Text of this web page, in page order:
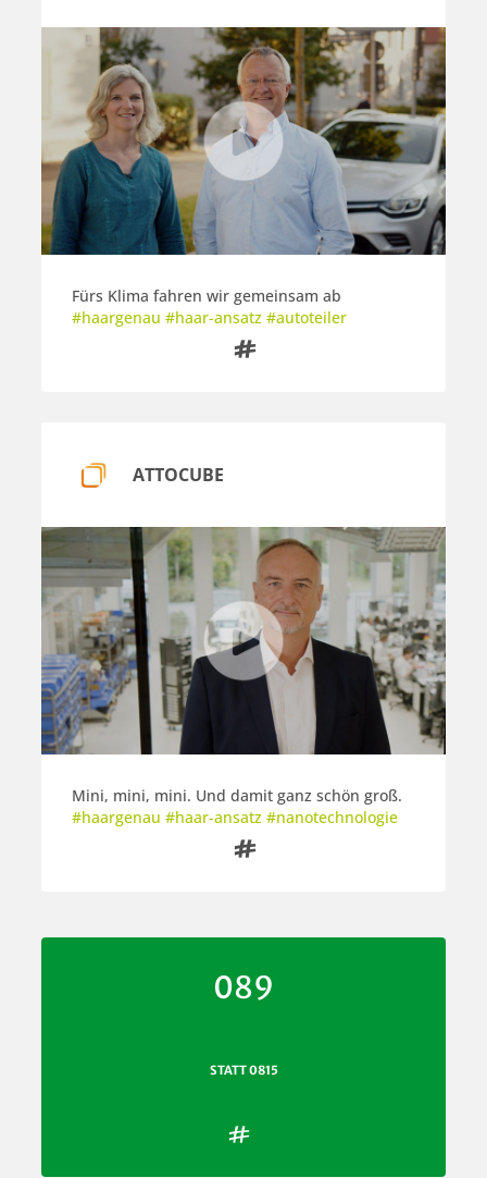
Fürs Klima fahren wir gemeinsam ab
#haargenau #haar-ansatz #autoteiler

ATTOCUBE
Mini, mini, mini. Und damit ganz schön groß.
#haargenau #haar-ansatz #nanotechnologie

089
STATT 0815
